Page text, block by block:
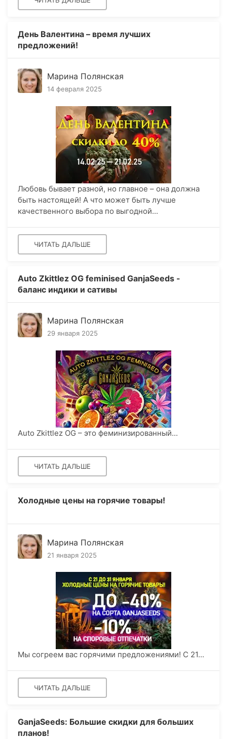
День Валентина – время лучших
предложений!
Марина Полянская
14 февраля 2025
Любовь бывает разной, но главное – она должна
быть настоящей! А что может быть лучше
качественного выбора по выгодной...
ЧИТАТЬ ДАЛЬШЕ
Auto Zkittlez OG feminised GanjaSeeds -
баланс индики и сативы
Марина Полянская
29 января 2025
Auto Zkittlez OG – это феминизированный...
ЧИТАТЬ ДАЛЬШЕ
Холодные цены на горячие товары!
Марина Полянская
21 января 2025
Мы согреем вас горячими предложениями! С 21...
ЧИТАТЬ ДАЛЬШЕ
GanjaSeeds: Большие скидки для больших
планов!